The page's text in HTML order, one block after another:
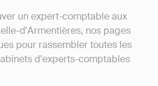
un expert-comptable aux
d'Armentières, nos pages
pour rassembler toutes les
d'experts-comptables